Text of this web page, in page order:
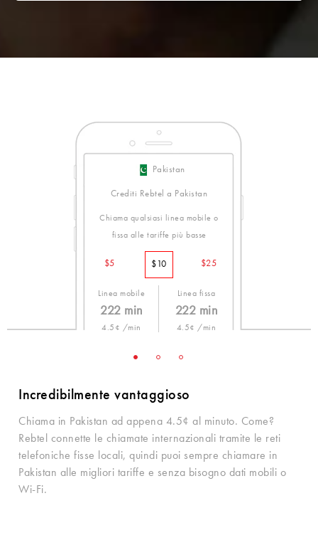
Pakistan
Crediti Rebtel a Pakistan
Chiama qualsiasi linea mobile o
fissa alle tariffe più basse
$5 $10 $25
Linea mobile
222 min
4.5¢ /min
Linea fissa
222 min
4.5¢ /min
Incredibilmente vantaggioso
Chiama in Pakistan ad appena 4.5¢ al minuto. Come?
Rebtel connette le chiamate internazionali tramite le reti
telefoniche fisse locali, quindi puoi sempre chiamare in
Pakistan alle migliori tariffe e senza bisogno dati mobili o
Wi-Fi.